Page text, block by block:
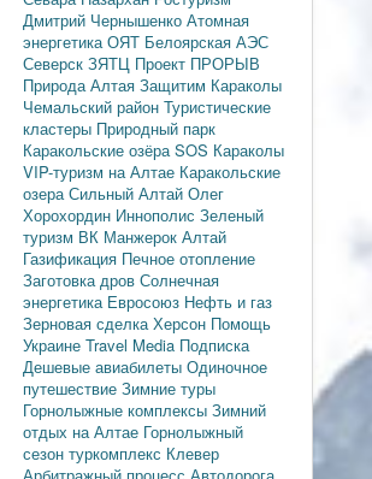
Дмитрий Чернышенко Атомная
энергетикаОЯТ Белоярская АЭС
Северск ЗЯТЦ Проект ПРОРЫВ
Природа Алтая Защитим Караколы
Чемальский район Туристические
кластеры Природный парк
Каракольские озёраSOS Караколы
VIP-туризм на Алтае Каракольские
озераСильный Алтай Олег
Хорохордин Иннополис Зеленый
туризм ВК Манжерок Алтай
Газификация Печное отопление
Заготовка дров Солнечная
энергетика Евросоюз Нефть и газ
Зерновая сделкаХерсон Помощь
Украине Travel Media Подписка
Дешевые авиабилеты Одиночное
путешествие Зимние туры
Горнолыжные комплексы Зимний
отдых на Алтае Горнолыжный
сезон туркомплекс Клевер